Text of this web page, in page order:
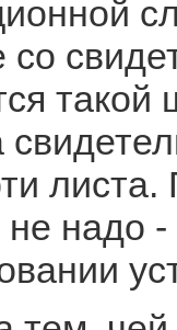
со
такой
не надо